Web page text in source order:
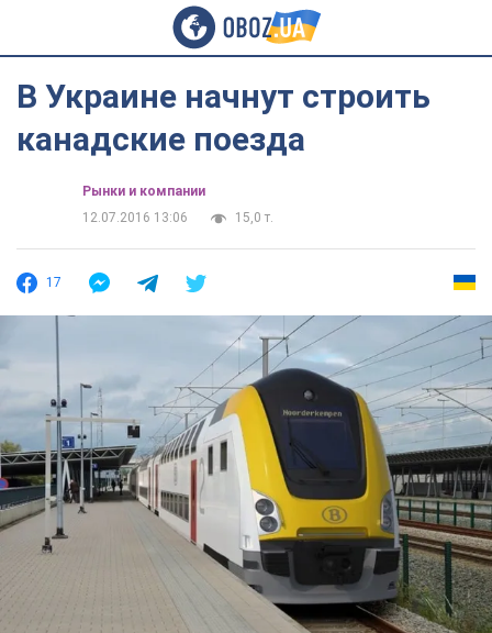
В Украине начнут строить
канадские поезда
Рынки и компании
12.07.2016 13:06
15,0 т.
17